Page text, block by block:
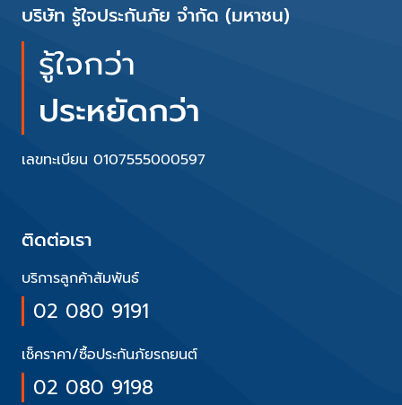
บริษัท รู้ใจประกันภัย จำกัด (มหาชน)
รู้ใจกว่า
ประหยัดกว่า
เลขทะเบียน 0107555000597
ติดต่อเรา
บริการลูกค้าสัมพันธ์
02 080 9191
เช็คราคา/ซื้อประกันภัยรถยนต์
02 080 9198